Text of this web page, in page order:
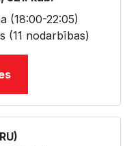
(18:00-22:05)
(11 nodarbības)